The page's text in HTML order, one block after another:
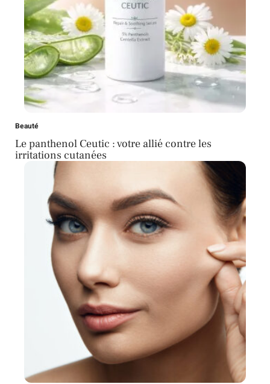
Beauté
Le panthenol Ceutic : votre allié contre les
irritations cutanées